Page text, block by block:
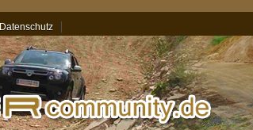
Datenschutz